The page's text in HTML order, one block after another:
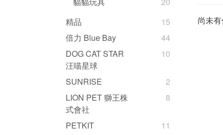
精品
15
倍力 Blue Bay
44
DOG CAT STAR
汪喵星球
10
SUNRISE
2
LION PET 獅王株
式會社
8
PETKIT
11
尚未